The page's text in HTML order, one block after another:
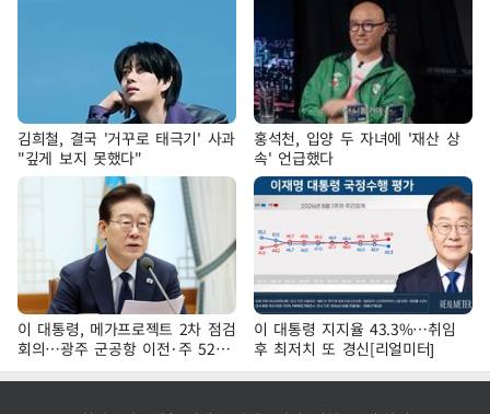
김희철, 결국 '거꾸로 태극기' 사과
"깊게 보지 못했다"
홍석천, 입양 두 자녀에 '재산 상
속' 언급했다
이 대통령, 메가프로젝트 2차 점검
회의…광주 군공항 이전·주 52시
간 예외 등 논의
이 대통령 지지율 43.3%…취임
후 최저치 또 경신[리얼미터]